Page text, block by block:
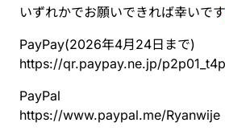
いずれかでお願いできれば幸いです
PayPay(2026年4月24日まで)
https://qr.paypay.ne.jp/
PayPal
https://www.paypal.me/Ryanwije